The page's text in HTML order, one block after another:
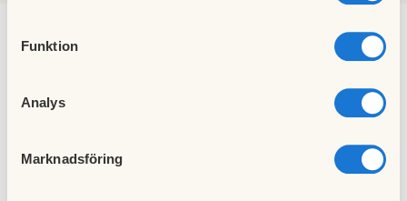
Funktion
Analys
Marknadsföring